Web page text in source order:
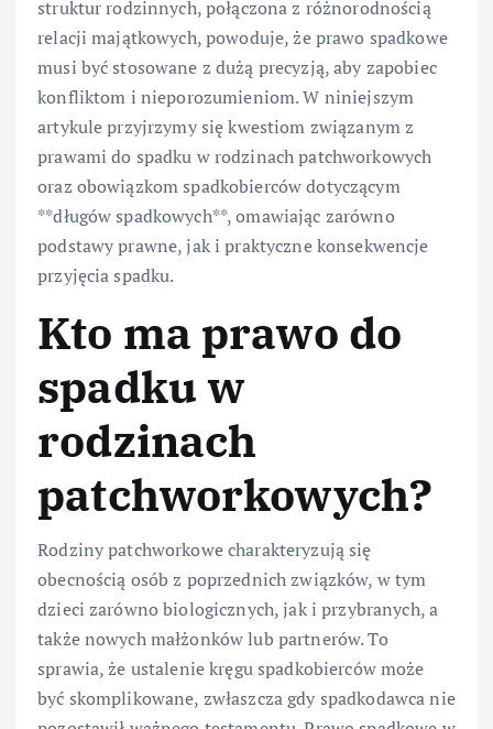
struktur rodzinnych, połączona z różnorodnością
relacji majątkowych, powoduje, że prawo spadkowe
musi być stosowane z dużą precyzją, aby zapobiec
konfliktom i nieporozumieniom. W niniejszym
artykule przyjrzymy się kwestiom związanym z
prawami do spadku w rodzinach patchworkowych
oraz obowiązkom spadkobierców dotyczącym
**długów spadkowych**, omawiając zarówno
podstawy prawne, jak i praktyczne konsekwencje
przyjęcia spadku.
Kto ma prawo do
spadku w
rodzinach
patchworkowych?
Rodziny patchworkowe charakteryzują się
obecnością osób z poprzednich związków, w tym
dzieci zarówno biologicznych, jak i przybranych, a
także nowych małżonków lub partnerów. To
sprawia, że ustalenie kręgu spadkobierców może
być skomplikowane, zwłaszcza gdy spadkodawca nie